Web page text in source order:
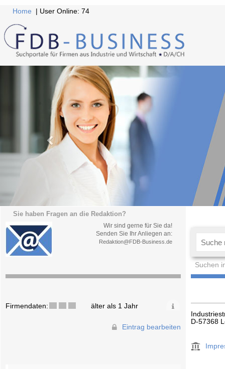
Home | User Online: 74
Sie haben Fragen an die Redaktion?
Wir sind gerne für Sie da!
Senden Sie Ihr Anliegen an:
Redaktion@FDB-Business.de
Suchen
Firmendaten: älter als 1 Jahr
Eintrag bearbeiten
D-57368